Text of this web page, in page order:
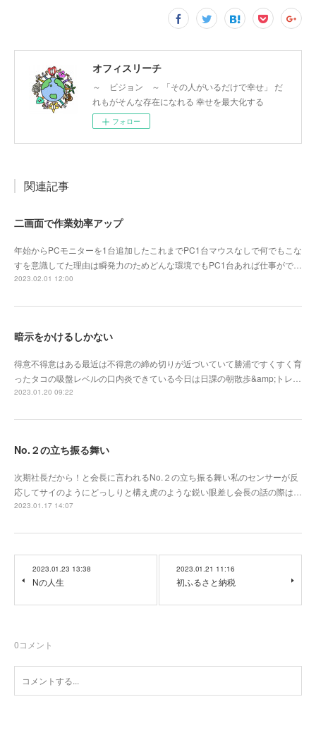
オフィスリーチ
～ ビジョン ～ 「その人がいるだけで幸せ」 だ
れもがそんな存在になれる 幸せを最大化する
フォロー
関連記事
二画面で作業効率アップ
年始からPCモニターを1台追加したこれまでPC1台マウスなしで何でもこな
すを意識してた理由は瞬発力のためどんな環境でもPC1台あれば仕事がで…
2023.02.01 12:00
暗示をかけるしかない
得意不得意はある最近は不得意の締め切りが近づいていて勝浦ですくすく育
ったタコの吸盤レベルの口内炎できている今日は日課の朝散歩&amp;トレ…
2023.01.20 09:22
No.２の立ち振る舞い
次期社長だから！と会長に言われるNo.２の立ち振る舞い私のセンサーが反
応してサイのようにどっしりと構え虎のような鋭い眼差し会長の話の際は…
2023.01.17 14:07
2023.01.23 13:38
Nの人生
2023.01.21 11:16
初ふるさと納税
0コメント